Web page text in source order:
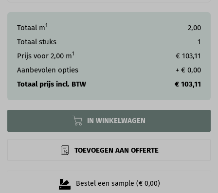
Totaal m1
2,00
Totaal stuks
1
Prijs voor 2,00 m1
€ 103,11
Aanbevolen opties
+ € 0,00
Totaal prijs incl. BTW
€ 103,11
Bestel een sample (€ 0,00)
IN WINKELWAGEN
TOEVOEGEN AAN OFFERTE